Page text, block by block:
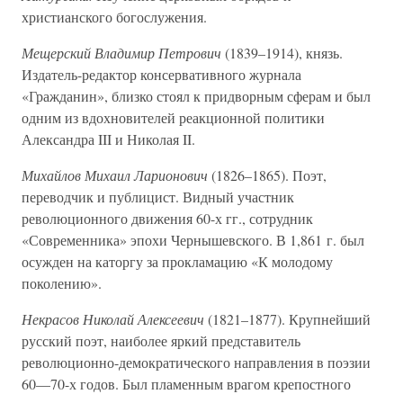
христианского богослужения.
Мещерский Владимир Петрович (1839–1914), князь.
Издатель-редактор консервативного журнала
«Гражданин», близко стоял к придворным сферам и был
одним из вдохновителей реакционной политики
Александра III и Николая II.
Михайлов Михаил Ларионович (1826–1865). Поэт,
переводчик и публицист. Видный участник
революционного движения 60-х гг., сотрудник
«Современника» эпохи Чернышевского. В 1,861 г. был
осужден на каторгу за прокламацию «К молодому
поколению».
Некрасов Николай Алексеевич (1821–1877). Крупнейший
русский поэт, наиболее яркий представитель
революционно-демократического направления в поэзии
60—70-х годов. Был пламенным врагом крепостного